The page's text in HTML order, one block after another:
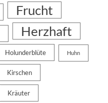
Frucht
Herzhaft
Holunderblüte Huhn
Kirschen
Kräuter